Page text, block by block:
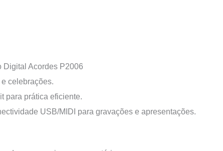
Digital Acordes P2006
celebrações.
para prática eficiente.
USB/MIDI para gravações e apresentações.